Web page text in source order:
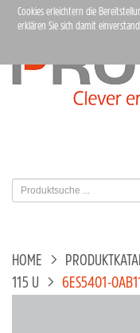
HOME
115 U
6ES5401-0AB11
Cookies erleichtern die
erklären Sie sich damit